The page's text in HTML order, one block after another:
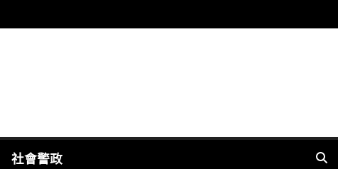
社會警政